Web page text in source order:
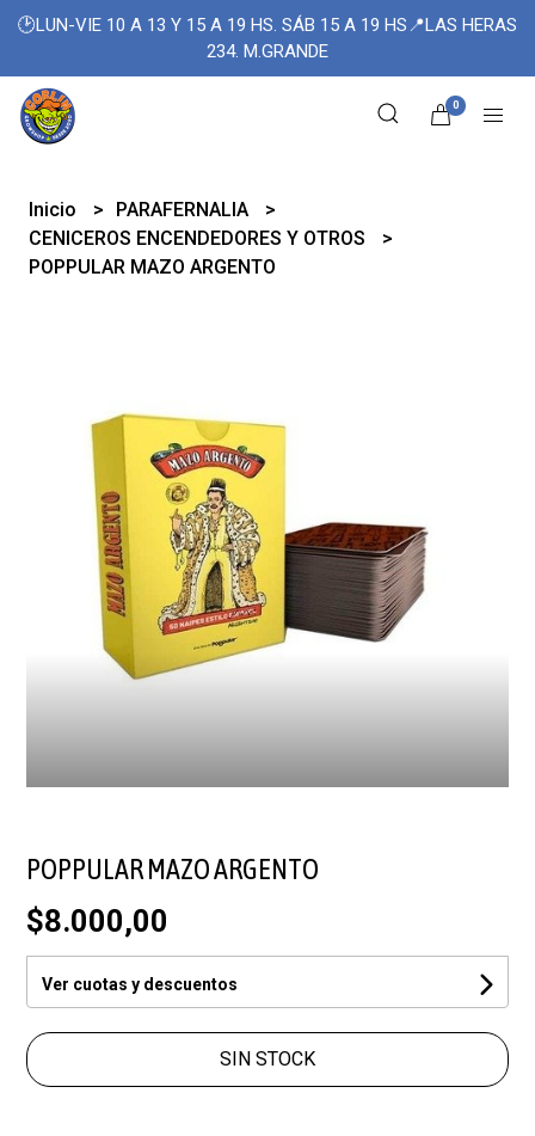
🕑LUN-VIE 10 A 13 Y 15 A 19 HS. SÁB 15 A 19 HS📍LAS HERAS
234. M.GRANDE
0
Inicio
PARAFERNALIA
CENICEROS ENCENDEDORES Y OTROS
POPPULAR MAZO ARGENTO
POPPULAR MAZO ARGENTO
$8.000,00
Ver cuotas y descuentos
SIN STOCK